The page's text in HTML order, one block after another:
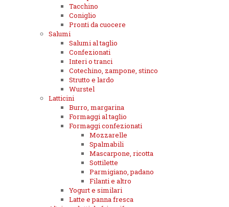
Tacchino
Coniglio
Pronti da cuocere
Salumi
Salumi al taglio
Confezionati
Interi o tranci
Cotechino, zampone, stinco
Strutto e lardo
Wurstel
Latticini
Burro, margarina
Formaggi al taglio
Formaggi confezionati
Mozzarelle
Spalmabili
Mascarpone, ricotta
Sottilette
Parmigiano, padano
Filanti e altro
Yogurt e similari
Latte e panna fresca